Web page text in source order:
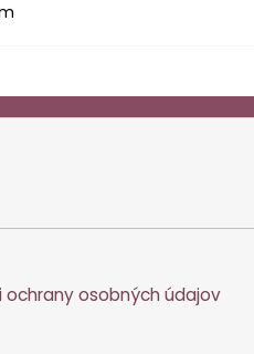
ochrany osobných údajov